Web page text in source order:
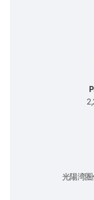
光陽湾